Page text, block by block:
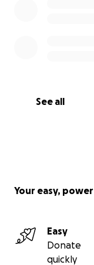
See all
Your easy,
Easy
Donate
quickly